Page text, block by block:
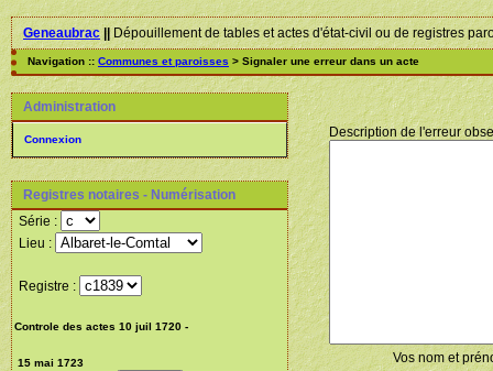
Geneaubrac||Dépouillement de tables et actes d'état-civil ou de registres
Navigation :: Communes et paroisses > Signaler une erreur dans un acte
Administration
Connexion
Registres notaires - Numérisation
Série :
Lieu :
Registre :
Description de l'erreur
Vos nom et